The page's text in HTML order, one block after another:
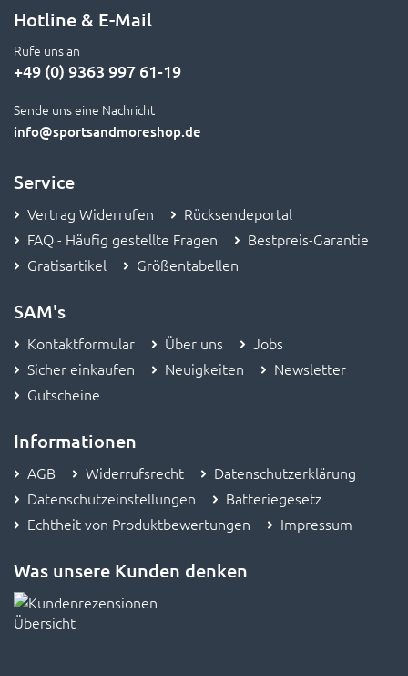
Hotline & E-Mail
Rufe uns an
+49 (0) 9363 997 61-19
Sende uns eine Nachricht
info@sportsandmoreshop.de
Service
Vertrag Widerrufen
Rücksendeportal
FAQ - Häufig gestellte Fragen
Bestpreis-Garantie
Gratisartikel
Größentabellen
SAM's
Kontaktformular Über uns
Jobs
Sicher einkaufen
Neuigkeiten
Newsletter
Gutscheine
Informationen
AGB Widerrufsrecht
Datenschutzerklärung
Datenschutzeinstellungen
Batteriegesetz
Echtheit von Produktbewertungen
Impressum
Was unsere Kunden denken